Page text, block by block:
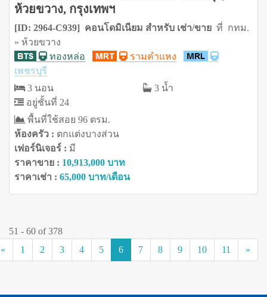
ห้วยขวาง, กรุงเทพฯ
[ID: 2964-C939] คอนโดมิเนียม สำหรับ เช่า/ขาย ที่ กทม.
» ห้วยขวาง
ทองหล่อ
รามคำแหง
เพชรบุรี
3 นอน
3 น้ำ
อยู่ชั้นที่ 24
พื้นที่ใช้สอย 96 ตรม.
ห้องครัว : ตกแต่งบางส่วน
เฟอร์นิเจอร์ : มี
ราคาขาย : 10,913,000 บาท
ราคาเช่า : 65,000 บาท/เดือน
51 - 60 of 378
«
1 2 3 4 5 6(current)
7 8 9 10 11 »